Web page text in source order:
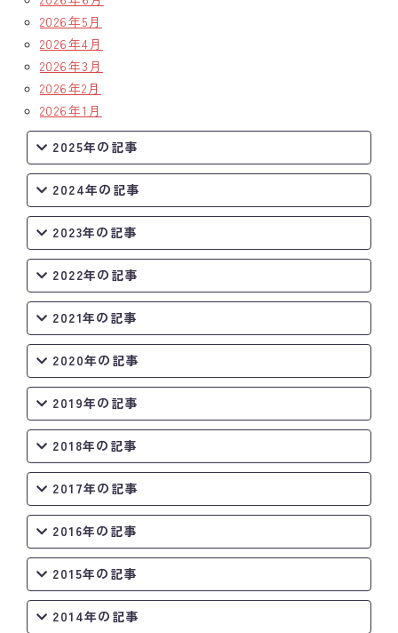
リンク集
情報公開
入会のご案内
2026年5月
2026年4月
2026年3月
2026年2月
2026年1月
2025年の記事
2024年の記事
2023年の記事
2022年の記事
2021年の記事
2020年の記事
2019年の記事
2018年の記事
2017年の記事
2016年の記事
2015年の記事
2014年の記事